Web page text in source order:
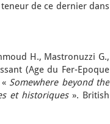
de ce dernier dans
H., Mastronuzzi G.,
(Age du Fer-Epoque
Somewhere beyond the
et historiques». British